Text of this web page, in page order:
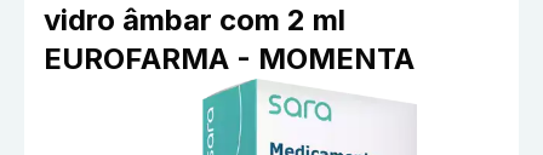
vidro âmbar com 2 ml
EUROFARMA - MOMENTA